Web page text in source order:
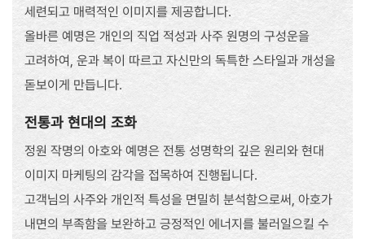
세련되고 매력적인 이미지를 제공합니다.
올바른 예명은 개인의 직업 적성과 사주 원명의 구성운을
고려하여, 운과 복이 따르고 자신만의 독특한 스타일과 개성을
돋보이게 만듭니다.
전통과 현대의 조화
정원 작명의 아호와 예명은 전통 성명학의 깊은 원리와 현대
이미지 마케팅의 감각을 접목하여 진행됩니다.
고객님의 사주와 개인적 특성을 면밀히 분석함으로써, 아호가
내면의 부족함을 보완하고 긍정적인 에너지를 불러일으킬 수